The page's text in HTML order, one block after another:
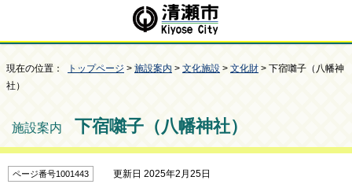
現在の位置： トップページ > 施設案内 > 文化施設 > 文化財 > 下宿囃子（八幡神
社）
施設案内 下宿囃子（八幡神社）
ページ番号1001443 更新日 2025年2月25日